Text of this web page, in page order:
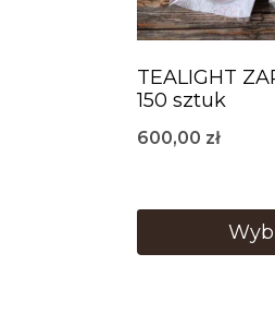
TEALIGHT
150 sztuk
600,00 zł